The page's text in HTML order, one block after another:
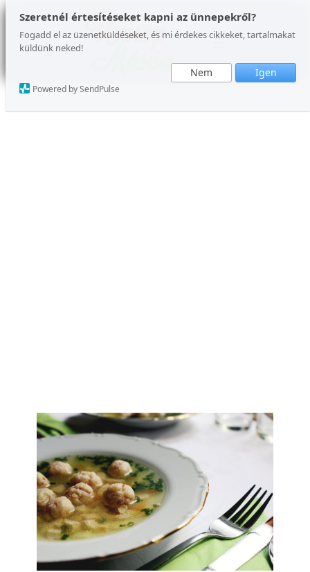
Szeretnél értesítéseket kapni az ünnepekről?
Fogadd el az üzenetküldéseket, és mi érdekes cikkeket, tartalmakat
küldünk neked!
Nem Igen
Powered by SendPulse
Ugrás
tartalomhoz